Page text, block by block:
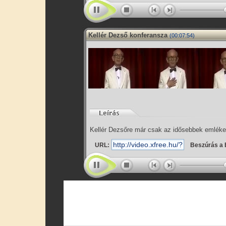
Kellér Dezső konferansza (00:07:54)
Kellér Dezsőre már csak az idősebbek
URL: Beszúrás a